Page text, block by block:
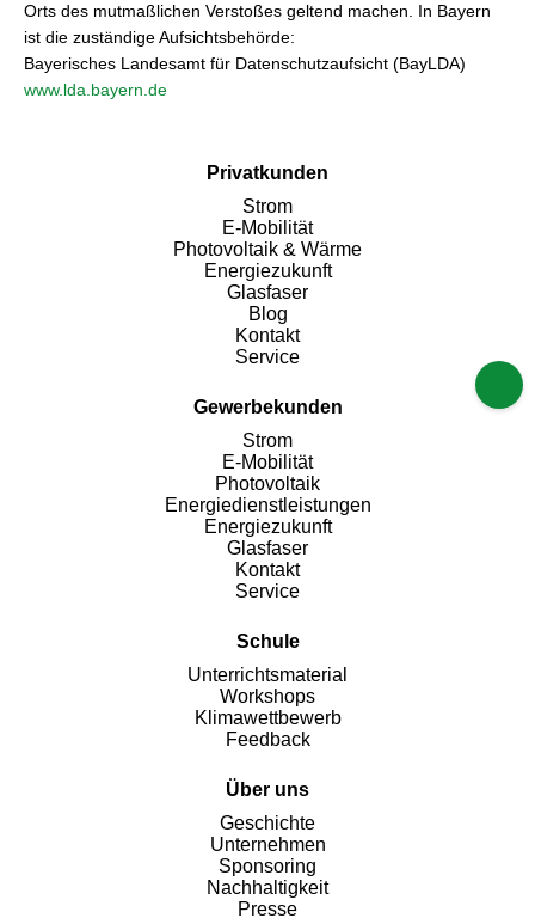
Orts des mutmaßlichen Verstoßes geltend machen. In Bayern
ist die zuständige Aufsichtsbehörde:
Bayerisches Landesamt für Datenschutzaufsicht (BayLDA)
www.lda.bayern.de
Privatkunden
Strom
E-Mobilität
Photovoltaik & Wärme
Energiezukunft
Glasfaser
Blog
Kontakt
Service
Gewerbekunden
Strom
E-Mobilität
Photovoltaik
Energiedienstleistungen
Energiezukunft
Glasfaser
Kontakt
Service
Schule
Unterrichtsmaterial
Workshops
Klimawettbewerb
Feedback
Über uns
Geschichte
Unternehmen
Sponsoring
Nachhaltigkeit
Presse